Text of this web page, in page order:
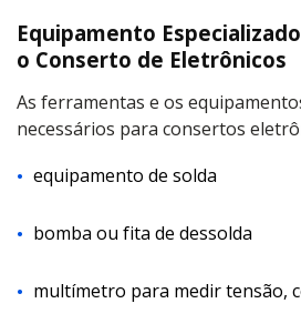
Equipamento
o Conserto de Eletrônicos
As ferramentas e os
necessários para consertos
equipamento de solda
bomba ou fita de dessolda
multímetro para medir tensão,